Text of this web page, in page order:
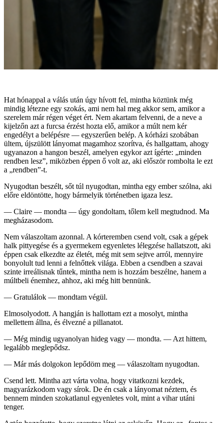
Hat hónappal a válás után úgy hívott fel, mintha köztünk még
mindig létezne egy szokás, ami nem hal meg akkor sem, amikor a
szerelem már régen véget ért. Nem akartam felvenni, de a neve a
kijelzőn azt a furcsa érzést hozta elő, amikor a múlt nem kér
engedélyt a belépésre — egyszerűen belép. A kórházi szobában
ültem, újszülött lányomat magamhoz szorítva, és hallgattam, ahogy
ugyanazon a hangon beszél, amelyen egykor azt ígérte: „minden
rendben lesz”, miközben éppen ő volt az, aki először rombolta le ezt
a „rendben”-t.
Nyugodtan beszélt, sőt túl nyugodtan, mintha egy ember szólna, aki
előre eldöntötte, hogy bármelyik történetben igaza lesz.
— Claire — mondta — úgy gondoltam, tőlem kell megtudnod. Ma
megházasodom.
Nem válaszoltam azonnal. A kórteremben csend volt, csak a gépek
halk pittyegése és a gyermekem egyenletes lélegzése hallatszott, aki
éppen csak elkezdte az életét, még mit sem sejtve arról, mennyire
bonyolult tud lenni a felnőttek világa. Ebben a csendben a szavai
szinte irreálisnak tűntek, mintha nem is hozzám beszélne, hanem a
múltbeli énemhez, ahhoz, aki még hitt bennünk.
— Gratulálok — mondtam végül.
Elmosolyodott. A hangján is hallottam ezt a mosolyt, mintha
mellettem állna, és élvezné a pillanatot.
— Még mindig ugyanolyan hideg vagy — mondta. — Azt hittem,
legalább meglepődsz.
— Már más dolgokon lepődöm meg — válaszoltam nyugodtan.
Csend lett. Mintha azt várta volna, hogy vitatkozni kezdek,
magyarázkodom vagy sírok. De én csak a lányomat néztem, és
bennem minden szokatlanul egyenletes volt, mint a vihar utáni
tenger.